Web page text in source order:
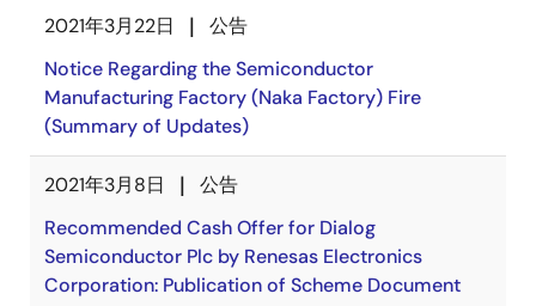
2021年3月22日
公告
Notice Regarding the Semiconductor
Manufacturing Factory (Naka Factory) Fire
(Summary of Updates)
2021年3月8日
公告
Recommended Cash Offer for Dialog
Semiconductor Plc by Renesas Electronics
Corporation: Publication of Scheme Document